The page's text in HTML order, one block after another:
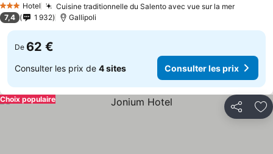
3 ÉtoilesHotel Cuisine traditionnelle du Salento avec vue sur la mer
7,4 1 932 Gallipoli
De 62 €
Consulter les prix de 4 sites Consulter les prix
Partager
Choix populaire